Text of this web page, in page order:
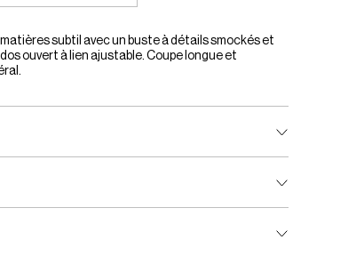
subtil avec un buste à détails smockés et
ouvert à lien ajustable. Coupe longue et